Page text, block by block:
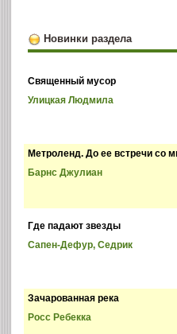
Новинки раздела
Священный мусор
Улицкая Людмила
Метроленд. До ее встречи со
Барнс Джулиан
Где падают звезды
Сапен-Дефур, Седрик
Зачарованная река
Росс Ребекка